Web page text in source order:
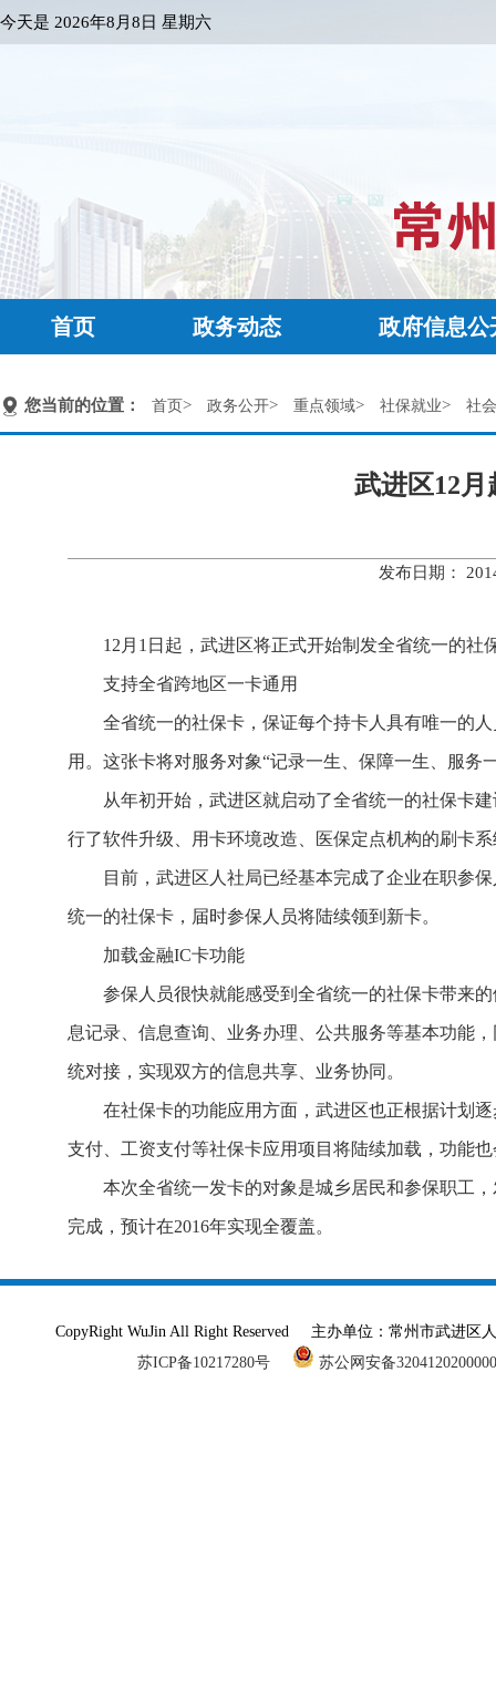
今天是 2026年8月8日 星期六
首页 政务动态 政府信息公
您当前的位置： 首页> 政务公开> 重点领域> 社保就业> 社
武进区12
发布日期：
12月1日起，武进区将正式开始制发全省统一的社
支持全省跨地区一卡通用
全省统一的社保卡，保证每个持卡人具有唯一的人
用。这张卡将对服务对象“记录一生、保障一生、服务
从年初开始，武进区就启动了全省统一的社保卡建
行了软件升级、用卡环境改造、医保定点机构的刷卡
目前，武进区人社局已经基本完成了企业在职参保
统一的社保卡，届时参保人员将陆续领到新卡。
加载金融IC卡功能
参保人员很快就能感受到全省统一的社保卡带来的
息记录、信息查询、业务办理、公共服务等基本功能
统对接，实现双方的信息共享、业务协同。
在社保卡的功能应用方面，武进区也正根据计划逐
支付、工资支付等社保卡应用项目将陆续加载，功能
本次全省统一发卡的对象是城乡居民和参保职工，
完成，预计在2016年实现全覆盖。
CopyRight WuJin All Right Reserved 主办单位：常州市武进
苏ICP备10217280号
苏公网安备